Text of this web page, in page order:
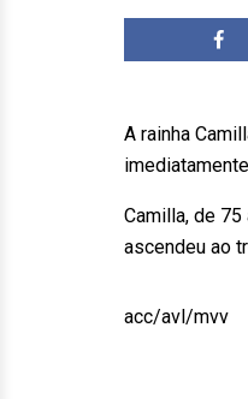
A rainha
Camilla, de
ascendeu ao
acc/avl/mvv